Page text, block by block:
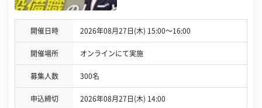
開催日時 2026年08月27日(木) 15:00〜16:00
開催場所 オンラインにて実施
募集人数 300名
申込締切 2026年08月27日(木) 14:00